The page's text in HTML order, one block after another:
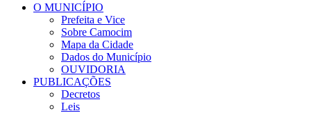
O MUNICÍPIO
Prefeita e Vice
Sobre Camocim
Mapa da Cidade
Dados do Município
OUVIDORIA
PUBLICAÇÕES
Decretos
Leis